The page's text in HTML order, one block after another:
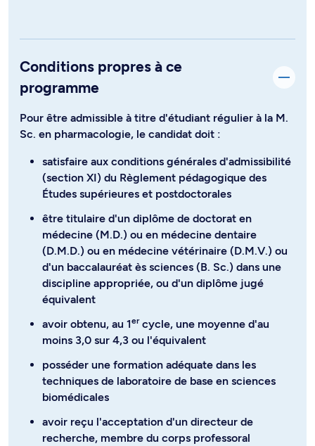
Conditions propres à ce
programme
Pour être admissible à titre d'étudiant régulier à la M.
Sc. en pharmacologie, le candidat doit :
satisfaire aux conditions générales d'admissibilité
(section XI) du Règlement pédagogique des
Études supérieures et postdoctorales
être titulaire d'un diplôme de doctorat en
médecine (M.D.) ou en médecine dentaire
(D.M.D.) ou en médecine vétérinaire (D.M.V.) ou
d'un baccalauréat ès sciences (B. Sc.) dans une
discipline appropriée, ou d'un diplôme jugé
équivalent
avoir obtenu, au 1ercycle, une moyenne d'au
moins 3,0 sur 4,3 ou l'équivalent
posséder une formation adéquate dans les
techniques de laboratoire de base en sciences
biomédicales
avoir reçu l'acceptation d'un directeur de
recherche, membre du corps professoral